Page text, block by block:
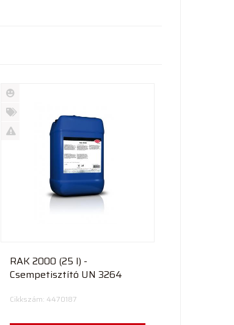
Új
termék
%
RAK 2000 (25 l) -
Csempetisztító UN 3264
Cikkszám: 4470187